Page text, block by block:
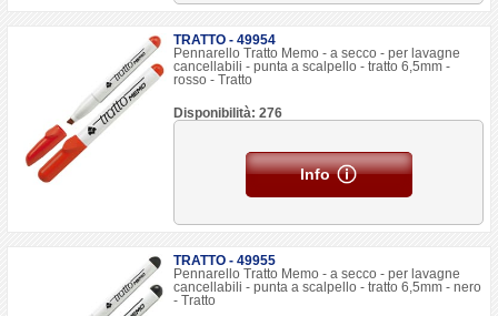
TRATTO - 49954
Pennarello Tratto Memo - a secco - per lavagne
cancellabili - punta a scalpello - tratto 6,5mm -
rosso - Tratto
Disponibilità: 276
Info
TRATTO - 49955
Pennarello Tratto Memo - a secco - per lavagne
cancellabili - punta a scalpello - tratto 6,5mm - nero
- Tratto